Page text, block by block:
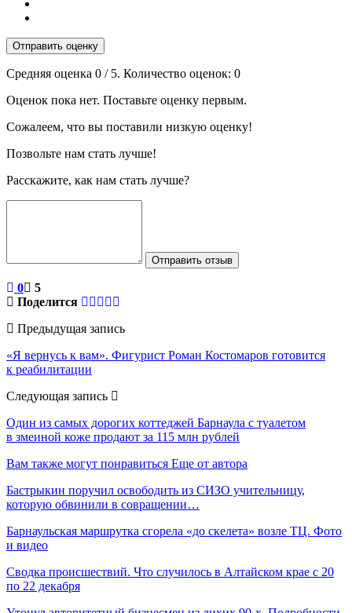
Отправить оценку
Средняя оценка 0 / 5. Количество оценок: 0
Оценок пока нет. Поставьте оценку первым.
Сожалеем, что вы поставили низкую оценку!
Позвольте нам стать лучше!
Расскажите, как нам стать лучше?
Отправить отзыв
0
5
Поделится
Предыдущая запись
«Я вернусь к вам». Фигурист Роман Костомаров готовится
к реабилитации
Следующая запись
Один из самых дорогих коттеджей Барнаула с туалетом
в змеиной коже продают за 115 млн рублей
Вам также могут понравиться Еще от автора
Бастрыкин поручил освободить из СИЗО учительницу,
которую обвинили в совращении…
Барнаульская маршрутка сгорела «до скелета» возле ТЦ. Фото
и видео
Сводка происшествий. Что случилось в Алтайском крае с 20
по 22 декабря